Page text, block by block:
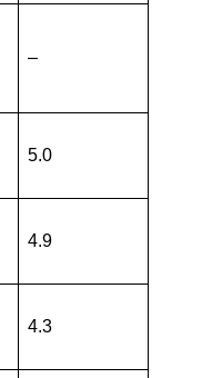
–
5.0
4.9
4.3